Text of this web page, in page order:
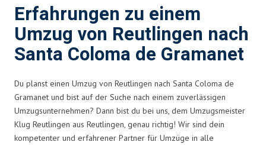
Erfahrungen zu einem
Umzug von Reutlingen nach
Santa Coloma de Gramanet
Du planst einen Umzug von Reutlingen nach Santa Coloma de
Gramanet und bist auf der Suche nach einem zuverlässigen
Umzugsunternehmen? Dann bist du bei uns, dem Umzugsmeister
Klug Reutlingen aus Reutlingen, genau richtig! Wir sind dein
kompetenter und erfahrener Partner für Umzüge in alle